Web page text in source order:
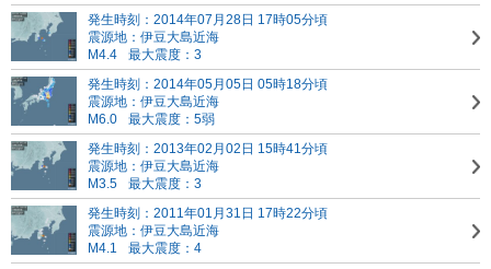
発生時刻：2014年07月28日 17時05分頃
震源地：伊豆大島近海
M4.4
最大震度：3
発生時刻：2014年05月05日 05時18分頃
震源地：伊豆大島近海
M6.0
最大震度：5弱
発生時刻：2013年02月02日 15時41分頃
震源地：伊豆大島近海
M3.5
最大震度：3
発生時刻：2011年01月31日 17時22分頃
震源地：伊豆大島近海
M4.1
最大震度：4